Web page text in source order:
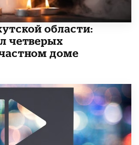
области:
четверых
доме